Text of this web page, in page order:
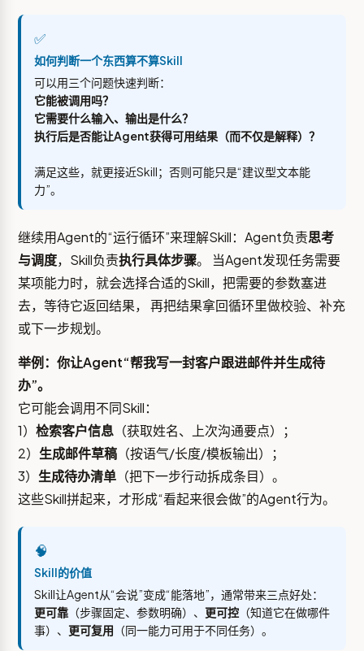
✅
如何判断一个东西算不算Skill
可以用三个问题快速判断：
它能被调用吗？
它需要什么输入、输出是什么？
执行后是否能让Agent获得可用结果（而不仅是解释）？
满足这些，就更接近Skill；否则可能只是“建议型文本能
力”。
继续用Agent的“运行循环”来理解Skill：Agent负责思考
与调度，Skill负责执行具体步骤。 当Agent发现任务需要
某项能力时，就会选择合适的Skill，把需要的参数塞进
去，等待它返回结果， 再把结果拿回循环里做校验、补充
或下一步规划。
举例：你让Agent“帮我写一封客户跟进邮件并生成待
办”。
它可能会调用不同Skill：
1） 检索客户信息 （获取姓名、上次沟通要点）；
2） 生成邮件草稿 （按语气/长度/模板输出）；
3） 生成待办清单 （把下一步行动拆成条目）。
这些Skill拼起来，才形成“看起来很会做”的Agent行为。
🧠
Skill的价值
Skill让Agent从“会说”变成“能落地”，通常带来三点好处：
更可靠 （步骤固定、参数明确）、 更可控 （知道它在做哪件
事）、 更可复用 （同一能力可用于不同任务）。